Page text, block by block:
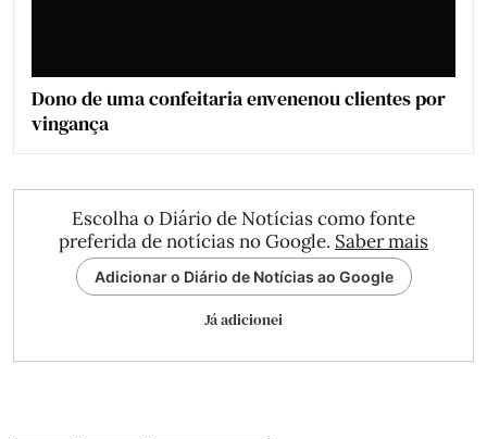
Dono de uma confeitaria envenenou clientes por
vingança
Escolha o Diário de Notícias como fonte
preferida de notícias no Google. Saber mais
Adicionar o Diário de Notícias ao Google
Já adicionei